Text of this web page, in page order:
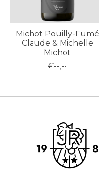
Michot Pouilly-Fumé
Claude & Michelle
Michot
€--,--